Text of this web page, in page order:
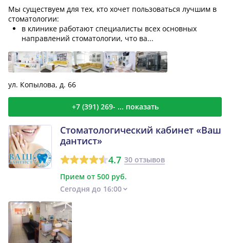
Мы существуем для тех, кто хочет пользоваться лучшим в
стоматологии:
в клинике работают специалисты всех основных
направлений стоматологии, что ва...
ул. Копылова, д. 66
+7 (391) 269- ... показать
Стоматологический кабинет «Ваш
дантист»
4.7 30 отзывов
Прием от 500 руб.
Сегодня до 16:00